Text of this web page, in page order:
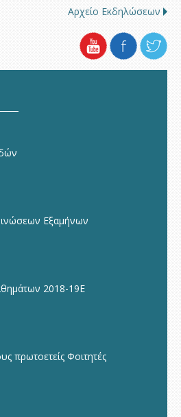
Αρχείο Εκδηλώσεων
Εξαμήνων
2018-19Ε
πρωτοετείς Φοιτητές